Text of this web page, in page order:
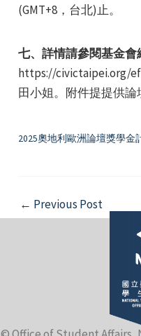
(GMT+8，台北)止。
七、詳情請參閱基金會
https://civictaipei.org/
田小姐。附件提提供論
2025奧地利歐洲論壇獎學金
Post
navigation
← Previous Post